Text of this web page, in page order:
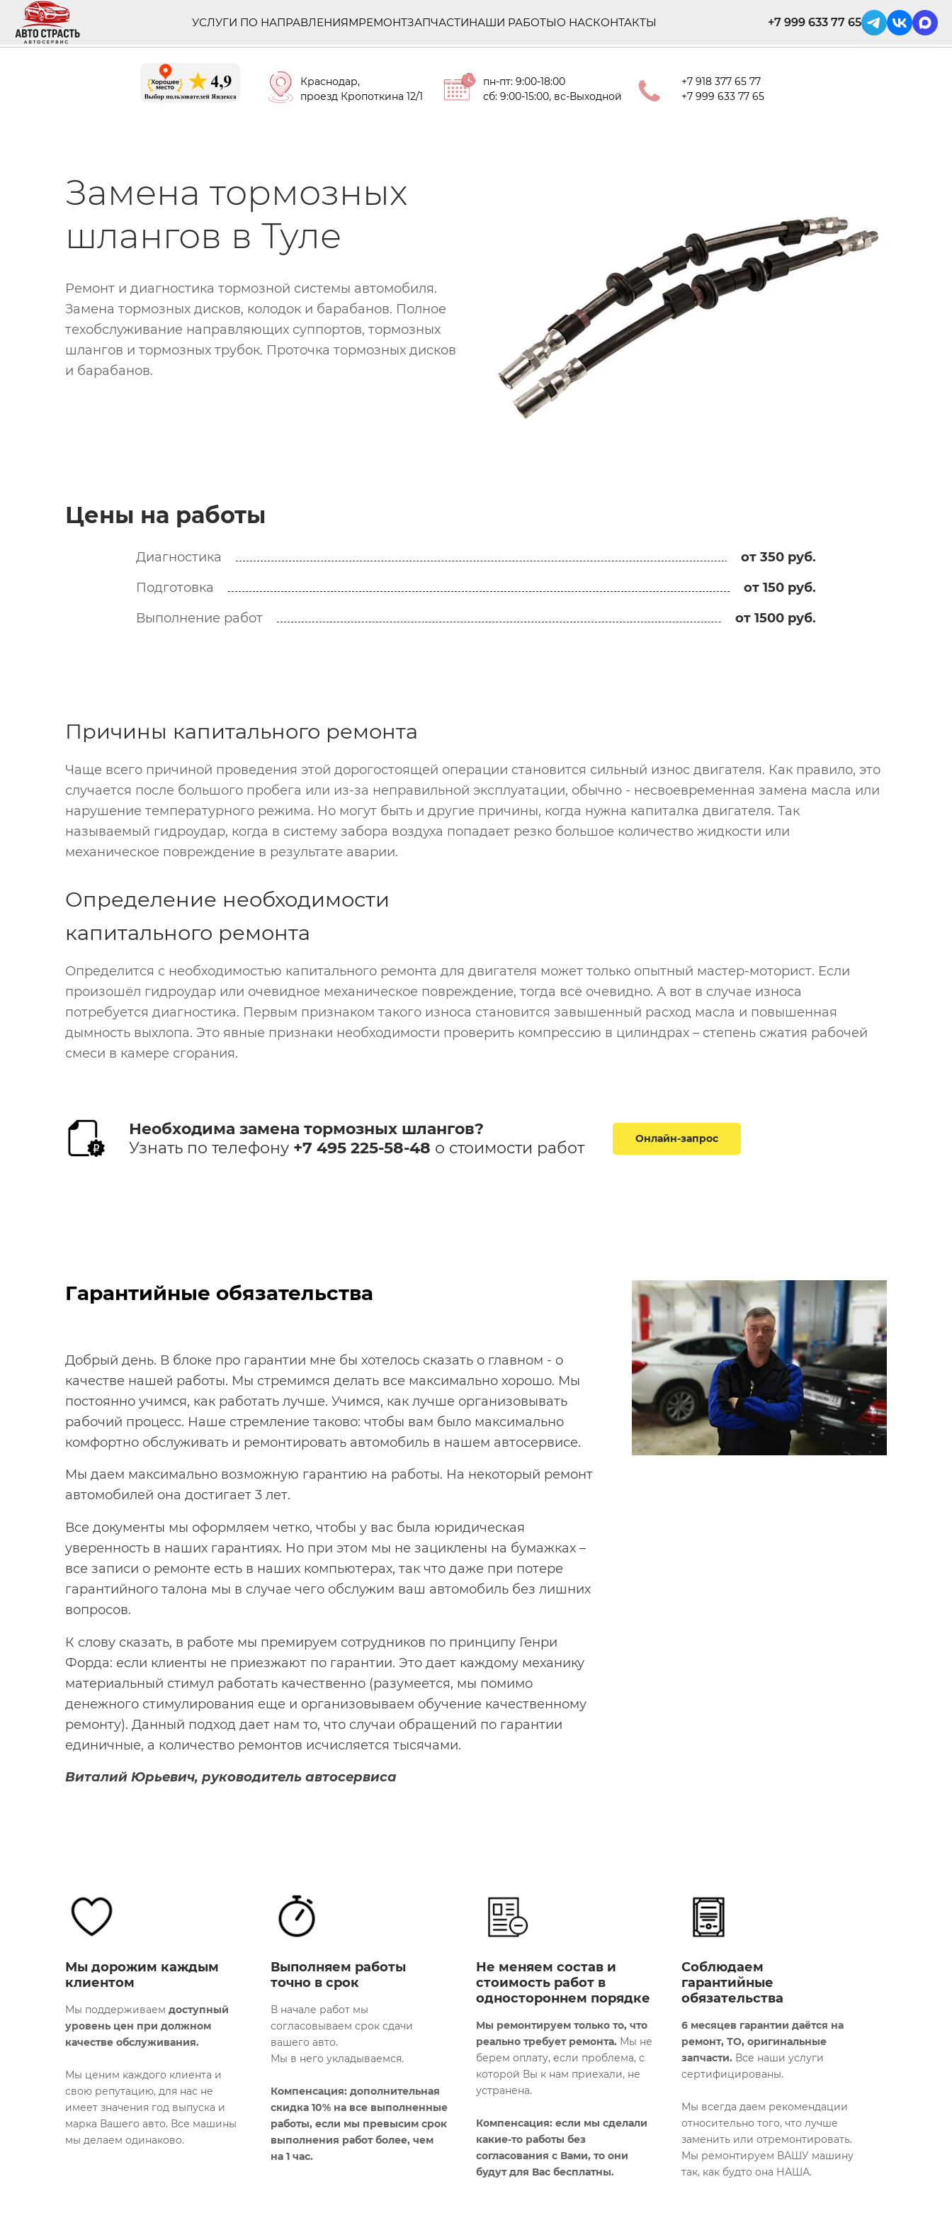
УСЛУГИ ПО НАПРАВЛЕНИЯМРЕМОНТЗАПЧАСТИНАШИ РАБОТЫО НАСКОНТАКТЫ +7 999 633 77 65
Краснодар,
проезд Кропоткина 12/1
пн-пт: 9:00-18:00
сб: 9:00-15:00, вс-Выходной
+7 918 377 65 77
+7 999 633 77 65
Замена тормозных
шлангов в Туле
Ремонт и диагностика тормозной системы автомобиля.
Замена тормозных дисков, колодок и барабанов. Полное
техобслуживание направляющих суппортов, тормозных
шлангов и тормозных трубок. Проточка тормозных дисков
и барабанов.
Цены на работы
Диагностика
от 350 руб.
Подготовка
от 150 руб.
Выполнение работ
от 1500 руб.
Причины капитального ремонта
Чаще всего причиной проведения этой дорогостоящей операции становится сильный износ двигателя. Как правило, это
случается после большого пробега или из-за неправильной эксплуатации, обычно - несвоевременная замена масла или
нарушение температурного режима. Но могут быть и другие причины, когда нужна капиталка двигателя. Так
называемый гидроудар, когда в систему забора воздуха попадает резко большое количество жидкости или
механическое повреждение в результате аварии.
Определение необходимости
капитального ремонта
Определится с необходимостью капитального ремонта для двигателя может только опытный мастер-моторист. Если
произошёл гидроудар или очевидное механическое повреждение, тогда всё очевидно. А вот в случае износа
потребуется диагностика. Первым признаком такого износа становится завышенный расход масла и повышенная
дымность выхлопа. Это явные признаки необходимости проверить компрессию в цилиндрах – степень сжатия рабочей
смеси в камере сгорания.
Необходима​ замена тормозных шлангов​?
Узнать по телефону +7 495 225-58-48 ​ о стоимости работ​
Онлайн-запрос
Гарантийные обязательства
Добрый день. В блоке про гарантии мне бы хотелось сказать о главном - о
качестве нашей работы. Мы стремимся делать все максимально хорошо. Мы
постоянно учимся, как работать лучше. Учимся, как лучше организовывать
рабочий процесс. Наше стремление таково: чтобы вам было максимально
комфортно обслуживать и ремонтировать автомобиль в нашем автосервисе.
Мы даем максимально возможную гарантию на работы. На некоторый ремонт
автомобилей она достигает 3 лет.
Все документы мы оформляем четко, чтобы у вас была юридическая
уверенность в наших гарантиях. Но при этом мы не зациклены на бумажках –
все записи о ремонте есть в наших компьютерах, так что даже при потере
гарантийного талона мы в случае чего обслужим ваш автомобиль без лишних
вопросов.
К слову сказать, в работе мы премируем сотрудников по принципу Генри
Форда: если клиенты не приезжают по гарантии. Это дает каждому механику
материальный стимул работать качественно (разумеется, мы помимо
денежного стимулирования еще и организовываем обучение качественному
ремонту). Данный подход дает нам то, что случаи обращений по гарантии
единичные, а количество ремонтов исчисляется тысячами.
Виталий Юрьевич, руководитель автосервиса
Мы дорожим каждым
клиентом
Мы поддерживаем доступный
уровень цен при должном
качестве обслуживания.
Мы ценим каждого клиента и
свою репутацию, для нас не
имеет значения год выпуска и
марка Вашего авто. Все машины
мы делаем одинаково.​
Выполняем работы
точно в срок
В начале работ мы
согласовываем срок сдачи
вашего авто.
Мы в него укладываемся.
Компенсация: дополнительная
скидка 10% на все выполненные
работы, если мы превысим срок
выполнения работ более, чем
на 1 час.​
Не меняем состав и
стоимость работ в
одностороннем порядке
Мы ремонтируем только то, что
реально требует ремонта. Мы не
берем оплату, если проблема, с
которой Вы к нам приехали, не
устранена.
Компенсация: если мы сделали
какие-то работы без
согласования с Вами, то они
будут для Вас бесплатны​.
Соблюдаем
гарантийные
обязательства
6 месяцев гарантии даётся на
ремонт, ТО, оригинальные
запчасти. Все наши услуги
сертифицированы.
Мы всегда даем рекомендации
относительно того, что лучше
заменить или отремонтировать.
Мы ремонтируем ВАШУ машину
так, как будто она НАША.​